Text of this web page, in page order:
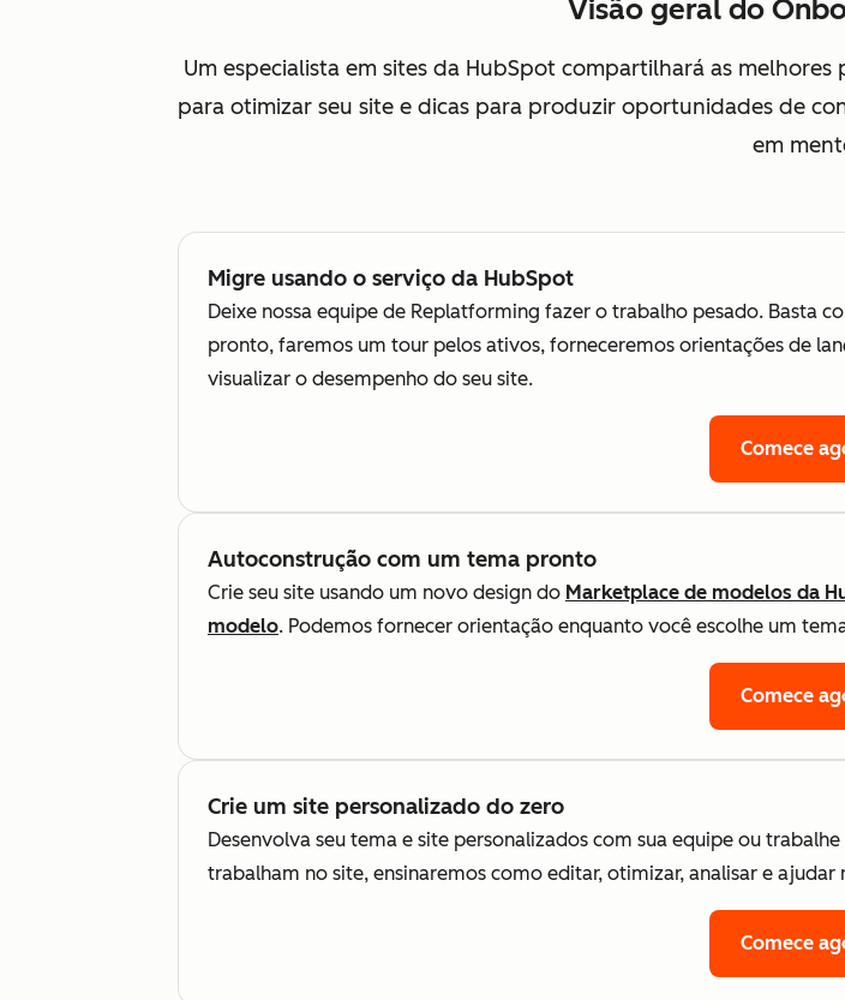
Visão geral do
Um especialista em sites da HubSpot compartilhará as
para otimizar seu site e dicas para produzir oportunidades de
em
Migre usando o serviço da HubSpot
Deixe nossa equipe de Replatforming fazer o trabalho pesado. Basta
pronto, faremos um tour pelos ativos, forneceremos orientações de
visualizar o desempenho do seu site.
Comece
Autoconstrução com um tema pronto
Crie seu site usando um novo design do Marketplace de modelos da
modelo. Podemos fornecer orientação enquanto você escolhe um
Comece
Crie um site personalizado do zero
Desenvolva seu tema e site personalizados com sua equipe ou
trabalham no site, ensinaremos como editar, otimizar, analisar e ajudar
Comece